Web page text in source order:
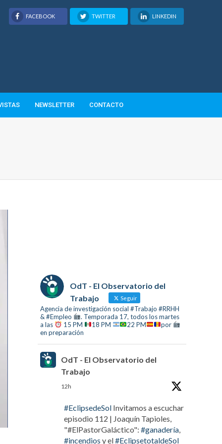
FACEBOOK TWITTER LINKEDIN
NEWSLETTER CONTACTO
OdT - El Observatorio del
Trabajo
Seguir
Agencia de investigación social #Trabajo #RRHH
& #Empleo
. Temporada 17, todos los martes
a las
15 PM 18 PM 22 PM
por
en preparación
OdT - El Observatorio del
Trabajo
12h
#EclipsedeSol Invitamos a escuchar
episodio 112 | Joaquín Tapioles,
"#ElPastorGaláctico": #ganadería,
#incendios y el#EclipsetotaldeSol